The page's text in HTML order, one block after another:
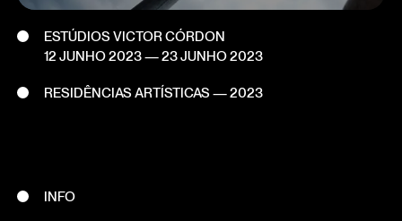
ESTÚDIOS VICTOR CÓRDON
12 JUNHO 2023—23 JUNHO 2023
RESIDÊNCIAS ARTÍSTICAS — 2023
INFO